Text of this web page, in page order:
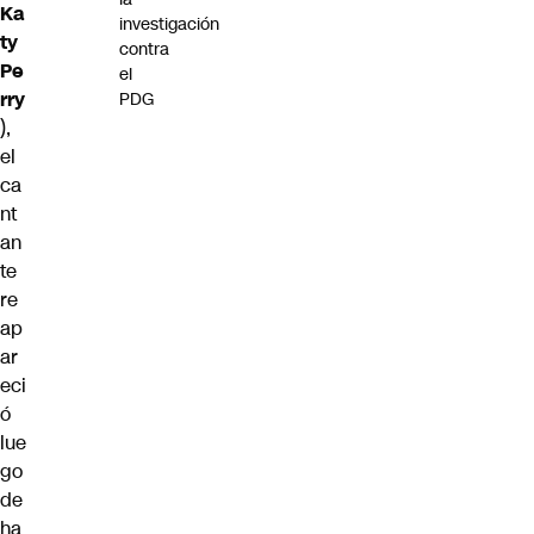
Ka
ty
Pe
rry
),
el
ca
nt
an
te
re
ap
ar
eci
ó
lue
go
de
ha
investigación
contra
el
PDG